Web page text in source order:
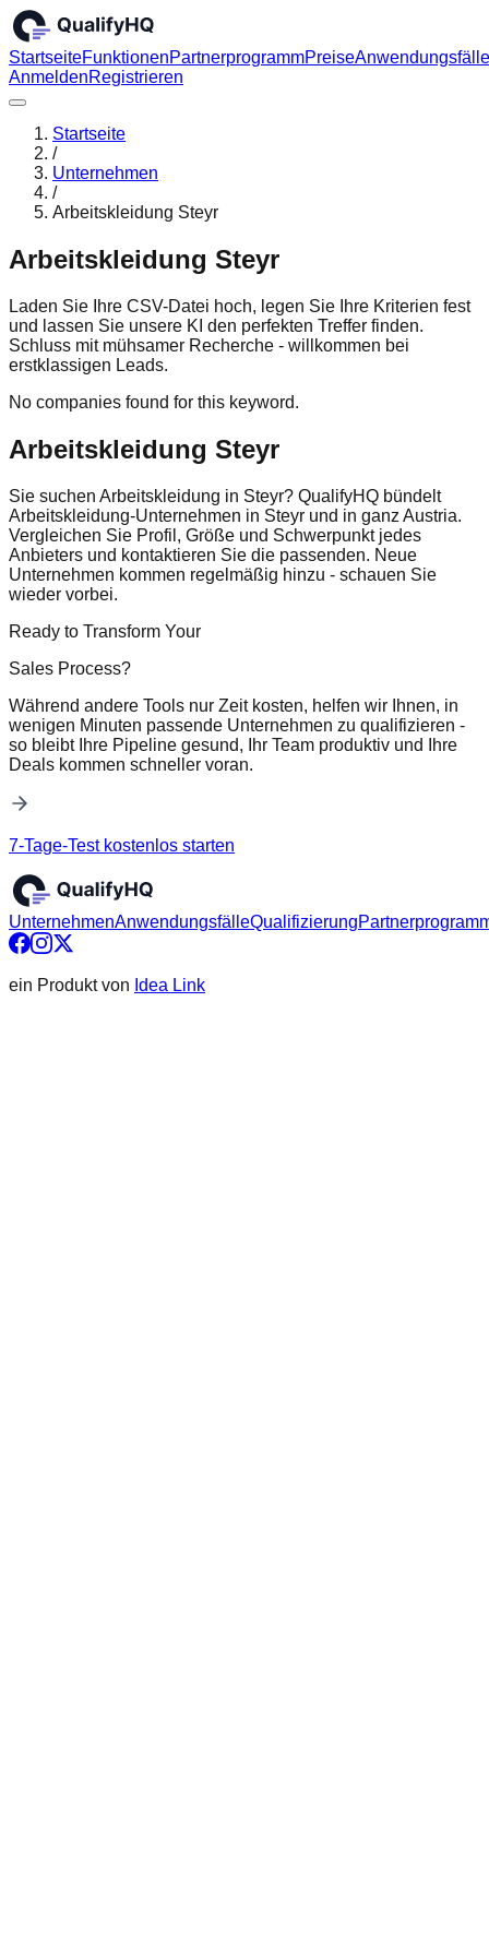
StartseiteFunktionenPartnerprogrammPreiseAnwendungsfälle
AnmeldenRegistrieren
Startseite
/
Unternehmen
/
Arbeitskleidung Steyr
Arbeitskleidung Steyr
Laden Sie Ihre CSV-Datei hoch, legen Sie Ihre Kriterien fest
und lassen Sie unsere KI den perfekten Treffer finden.
Schluss mit mühsamer Recherche - willkommen bei
erstklassigen Leads.
No companies found for this keyword.
Arbeitskleidung Steyr
Sie suchen Arbeitskleidung in Steyr? QualifyHQ bündelt
Arbeitskleidung-Unternehmen in Steyr und in ganz Austria.
Vergleichen Sie Profil, Größe und Schwerpunkt jedes
Anbieters und kontaktieren Sie die passenden. Neue
Unternehmen kommen regelmäßig hinzu - schauen Sie
wieder vorbei.
Ready to Transform Your
Sales Process?
Während andere Tools nur Zeit kosten, helfen wir Ihnen, in
wenigen Minuten passende Unternehmen zu qualifizieren -
so bleibt Ihre Pipeline gesund, Ihr Team produktiv und Ihre
Deals kommen schneller voran.
7-Tage-Test kostenlos starten
UnternehmenAnwendungsfälleQualifizierung
ein Produkt von Idea Link